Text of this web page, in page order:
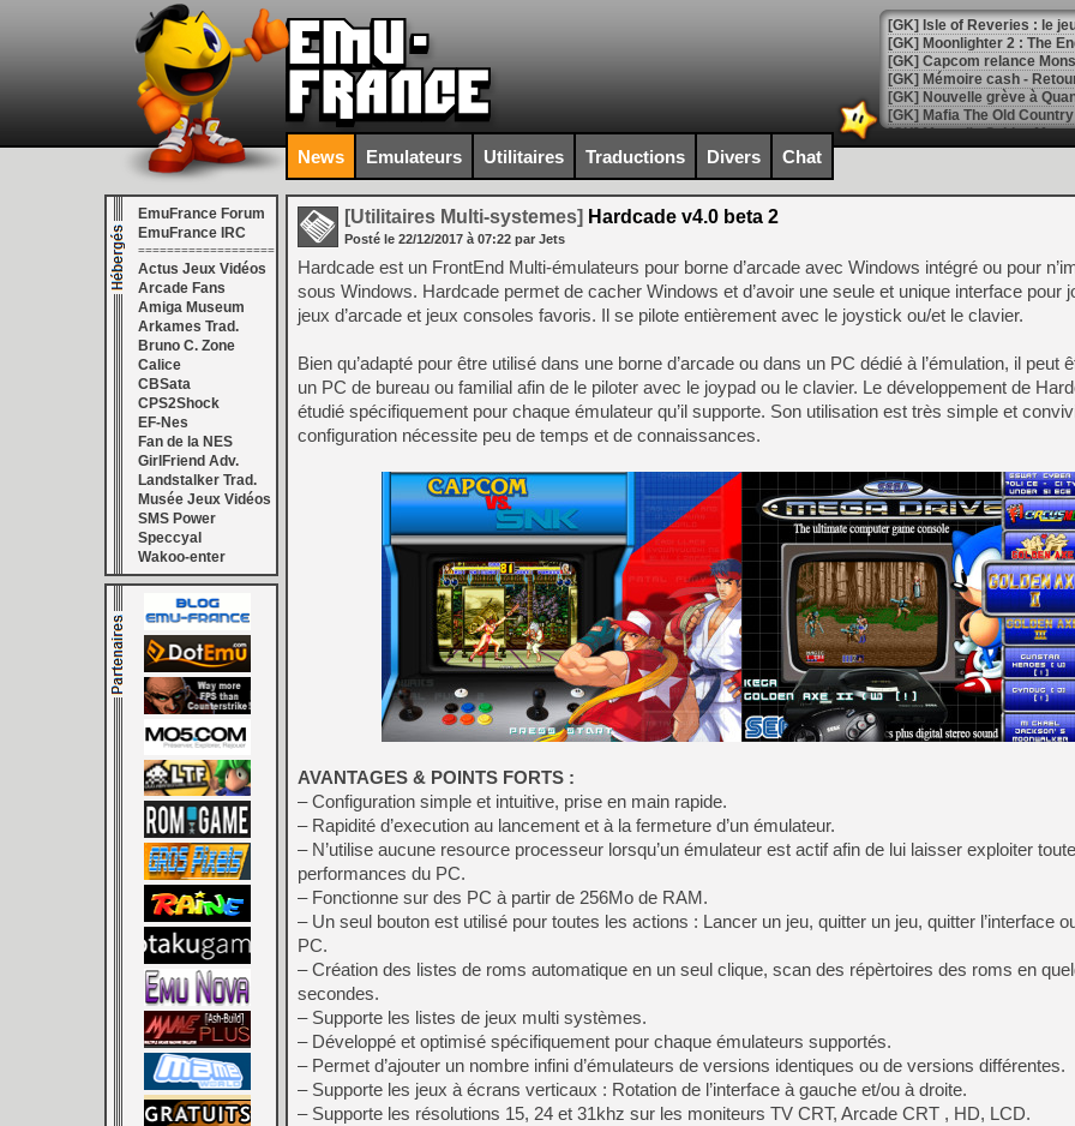
[GK] Isle of Reveries : le
[GK] Moonlighter 2 : The
[GK] Capcom relance
[Mo5] Deux inédits du
[GK] Le beat'em up The
[GK] Endless Legend 2 :
[LS] [PS5] Le WebKit
[GK] Oubliez Crazy Taxi,
[LS] [Switch] NSZ 5.0.0
[GK] No More Room in
[GK] Un chatbot Atelier
[GK] Mémoire cash -
[GK] Nvidia : le prix des
[GK] Suikoden Star Leap :
[Mo5] La mini borne
[GK] Atari renoue avec les
[GK] Le studio de FIFA
[GK] La PlayStation 1 en
[GK] Dawn of War 4 : les
[GK] CloverPit : l'héritier
[GK] Stellar Blade : Blood
[GK] Palworld Online est
[GK] Wuchang 2 : le souls-
[GK] Test : Big Walk est
[GK] Starsand Island : la
[GK] Dan Houser (GTA)
[GK] Comment EA Sports
[GK] Crimson Moon : un
News Emulateurs Utilitaires Traductions Divers Chat
EmuFrance Forum
EmuFrance IRC
===================
Actus Jeux Vidéos
Arcade Fans
Amiga Museum
Arkames Trad.
Bruno C. Zone
Calice
CBSata
CPS2Shock
EF-Nes
Fan de la NES
GirlFriend Adv.
Landstalker Trad.
Musée Jeux Vidéos
SMS Power
Speccyal
Wakoo-enter
[Utilitaires Multi-systemes] Hardcade v4.0 beta 2
Posté le 22/12/2017 à 07:22 par Jets
Hardcade est un FrontEnd Multi-émulateurs pour borne d’arcade avec Windows intégré ou pour
sous Windows. Hardcade permet de cacher Windows et d’avoir une seule et unique interface pour
jeux d’arcade et jeux consoles favoris. Il se pilote entièrement avec le joystick ou/et le clavier.
Bien qu’adapté pour être utilisé dans une borne d’arcade ou dans un PC dédié à l’émulation, il peut
un PC de bureau ou familial afin de le piloter avec le joypad ou le clavier. Le développement de
étudié spécifiquement pour chaque émulateur qu’il supporte. Son utilisation est très simple et
configuration nécessite peu de temps et de connaissances.
AVANTAGES & POINTS FORTS :
– Configuration simple et intuitive, prise en main rapide.
– Rapidité d’execution au lancement et à la fermeture d’un émulateur.
– N’utilise aucune resource processeur lorsqu’un émulateur est actif afin de lui laisser exploiter
performances du PC.
– Fonctionne sur des PC à partir de 256Mo de RAM.
– Un seul bouton est utilisé pour toutes les actions : Lancer un jeu, quitter un jeu, quitter l’interface
PC.
– Création des listes de roms automatique en un seul clique, scan des répèrtoires des roms en
secondes.
– Supporte les listes de jeux multi systèmes.
– Développé et optimisé spécifiquement pour chaque émulateurs supportés.
– Permet d’ajouter un nombre infini d’émulateurs de versions identiques ou de versions différentes.
– Supporte les jeux à écrans verticaux : Rotation de l’interface à gauche et/ou à droite.
– Supporte les résolutions 15, 24 et 31khz sur les moniteurs TV CRT, Arcade CRT , HD, LCD.